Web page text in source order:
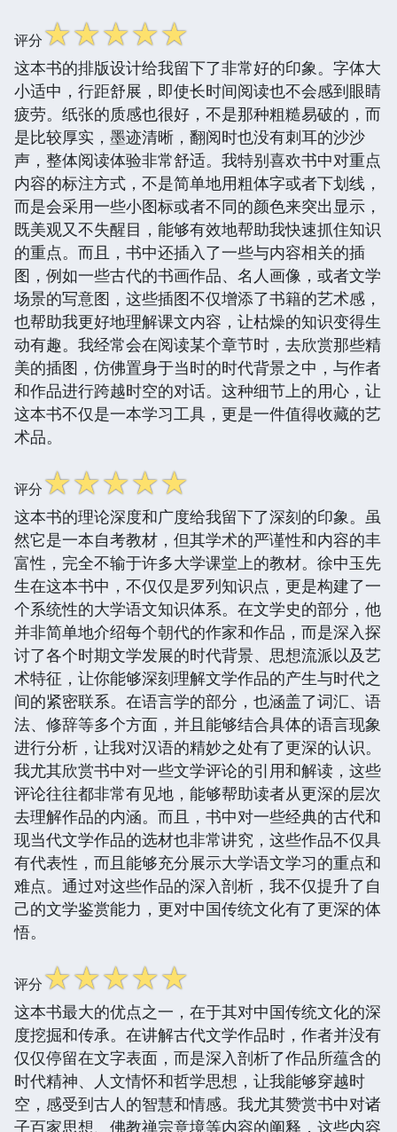
评分☆☆☆☆☆
这本书的排版设计给我留下了非常好的印象。字体大
小适中，行距舒展，即使长时间阅读也不会感到眼睛
疲劳。纸张的质感也很好，不是那种粗糙易破的，而
是比较厚实，墨迹清晰，翻阅时也没有刺耳的沙沙
声，整体阅读体验非常舒适。我特别喜欢书中对重点
内容的标注方式，不是简单地用粗体字或者下划线，
而是会采用一些小图标或者不同的颜色来突出显示，
既美观又不失醒目，能够有效地帮助我快速抓住知识
的重点。而且，书中还插入了一些与内容相关的插
图，例如一些古代的书画作品、名人画像，或者文学
场景的写意图，这些插图不仅增添了书籍的艺术感，
也帮助我更好地理解课文内容，让枯燥的知识变得生
动有趣。我经常会在阅读某个章节时，去欣赏那些精
美的插图，仿佛置身于当时的时代背景之中，与作者
和作品进行跨越时空的对话。这种细节上的用心，让
这本书不仅是一本学习工具，更是一件值得收藏的艺
术品。
评分☆☆☆☆☆
这本书的理论深度和广度给我留下了深刻的印象。虽
然它是一本自考教材，但其学术的严谨性和内容的丰
富性，完全不输于许多大学课堂上的教材。徐中玉先
生在这本书中，不仅仅是罗列知识点，更是构建了一
个系统性的大学语文知识体系。在文学史的部分，他
并非简单地介绍每个朝代的作家和作品，而是深入探
讨了各个时期文学发展的时代背景、思想流派以及艺
术特征，让你能够深刻理解文学作品的产生与时代之
间的紧密联系。在语言学的部分，也涵盖了词汇、语
法、修辞等多个方面，并且能够结合具体的语言现象
进行分析，让我对汉语的精妙之处有了更深的认识。
我尤其欣赏书中对一些文学评论的引用和解读，这些
评论往往都非常有见地，能够帮助读者从更深的层次
去理解作品的内涵。而且，书中对一些经典的古代和
现当代文学作品的选材也非常讲究，这些作品不仅具
有代表性，而且能够充分展示大学语文学习的重点和
难点。通过对这些作品的深入剖析，我不仅提升了自
己的文学鉴赏能力，更对中国传统文化有了更深的体
悟。
评分☆☆☆☆☆
这本书最大的优点之一，在于其对中国传统文化的深
度挖掘和传承。在讲解古代文学作品时，作者并没有
仅仅停留在文字表面，而是深入剖析了作品所蕴含的
时代精神、人文情怀和哲学思想，让我能够穿越时
空，感受到古人的智慧和情感。我尤其赞赏书中对诸
子百家思想、佛教禅宗意境等内容的阐释，这些内容